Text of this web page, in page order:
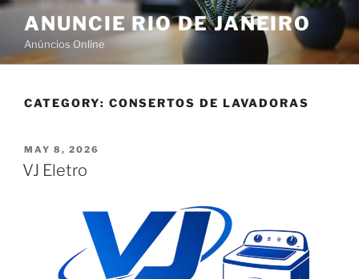
ANUNCIE RIO DE JANEIRO
Anúncios Online
CATEGORY: CONSERTOS DE LAVADORAS
MAY 8, 2026
VJ Eletro